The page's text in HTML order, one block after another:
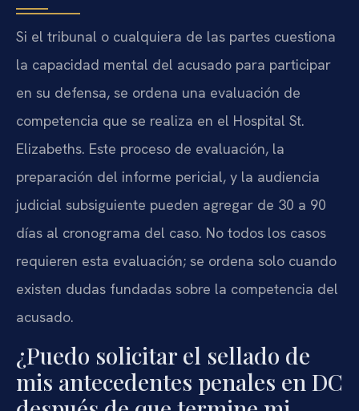
Si el tribunal o cualquiera de las partes cuestiona
la capacidad mental del acusado para participar
en su defensa, se ordena una evaluación de
competencia que se realiza en el Hospital St.
Elizabeths. Este proceso de evaluación, la
preparación del informe pericial, y la audiencia
judicial subsiguiente pueden agregar de 30 a 90
días al cronograma del caso. No todos los casos
requieren esta evaluación; se ordena solo cuando
existen dudas fundadas sobre la competencia del
acusado.
¿Puedo solicitar el sellado de
mis antecedentes penales en DC